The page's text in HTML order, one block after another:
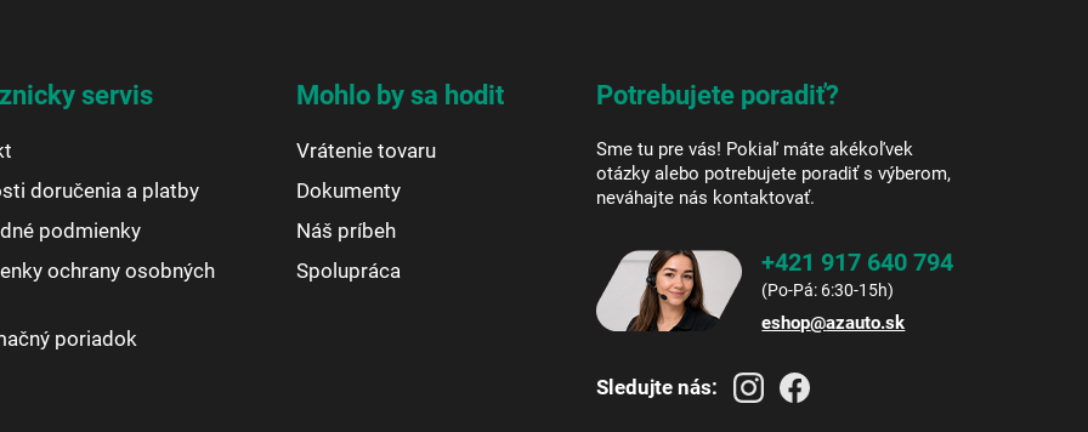
servis
doručenia a platby
podmienky
ochrany osobných
poriadok
Mohlo by sa hodit
Vrátenie tovaru
Dokumenty
Náš príbeh
Spolupráca
Potrebujete poradiť?
Sme tu pre vás! Pokiaľ máte akékoľvek
otázky alebo potrebujete poradiť s výberom,
neváhajte nás kontaktovať.
+421 917 640 794
eshop@azauto.sk
Sledujte nás: